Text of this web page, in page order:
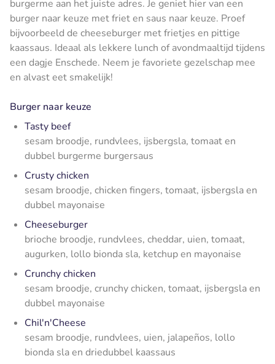
burgerme aan het juiste adres. Je geniet hier van een
burger naar keuze met friet en saus naar keuze. Proef
bijvoorbeeld de cheeseburger met frietjes en pittige
kaassaus. Ideaal als lekkere lunch of avondmaaltijd tijdens
een dagje Enschede. Neem je favoriete gezelschap mee
en alvast eet smakelijk!
Burger naar keuze
Tasty beef
sesam broodje, rundvlees, ijsbergsla, tomaat en
dubbel burgerme burgersaus
Crusty chicken
sesam broodje, chicken fingers, tomaat, ijsbergsla en
dubbel mayonaise
Cheeseburger
brioche broodje, rundvlees, cheddar, uien, tomaat,
augurken, lollo bionda sla, ketchup en mayonaise
Crunchy chicken
sesam broodje, crunchy chicken, tomaat, ijsbergsla en
dubbel mayonaise
Chil'n'Cheese
sesam broodje, rundvlees, uien, jalapeños, lollo
bionda sla en driedubbel kaassaus